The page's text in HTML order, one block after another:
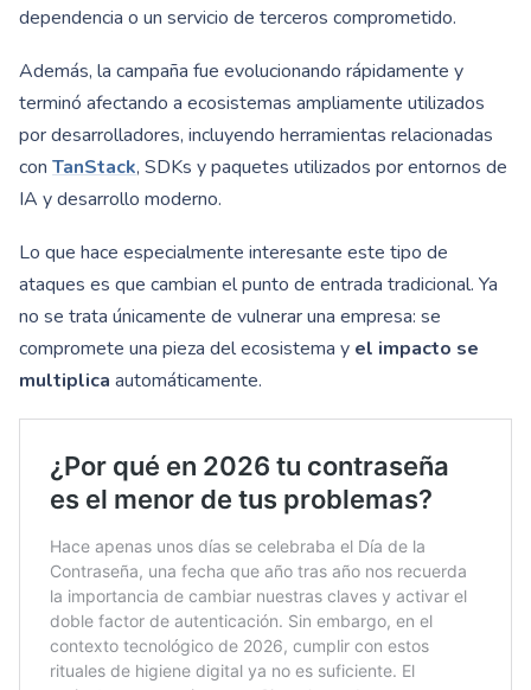
dependencia o un servicio de terceros comprometido.
Además, la campaña fue evolucionando rápidamente y
terminó afectando a ecosistemas ampliamente utilizados
por desarrolladores, incluyendo herramientas relacionadas
con TanStack, SDKs y paquetes utilizados por entornos de
IA y desarrollo moderno.
Lo que hace especialmente interesante este tipo de
ataques es que cambian el punto de entrada tradicional. Ya
no se trata únicamente de vulnerar una empresa: se
compromete una pieza del ecosistema y el impacto se
multiplica automáticamente.